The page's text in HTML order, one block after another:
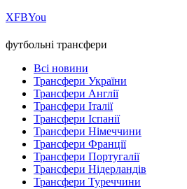
ХFBYou
футбольні трансфери
Всі новини
Трансфери України
Трансфери Англії
Трансфери Італії
Трансфери Іспанії
Трансфери Німеччини
Трансфери Франції
Трансфери Португалії
Трансфери Нідерландів
Трансфери Туреччини